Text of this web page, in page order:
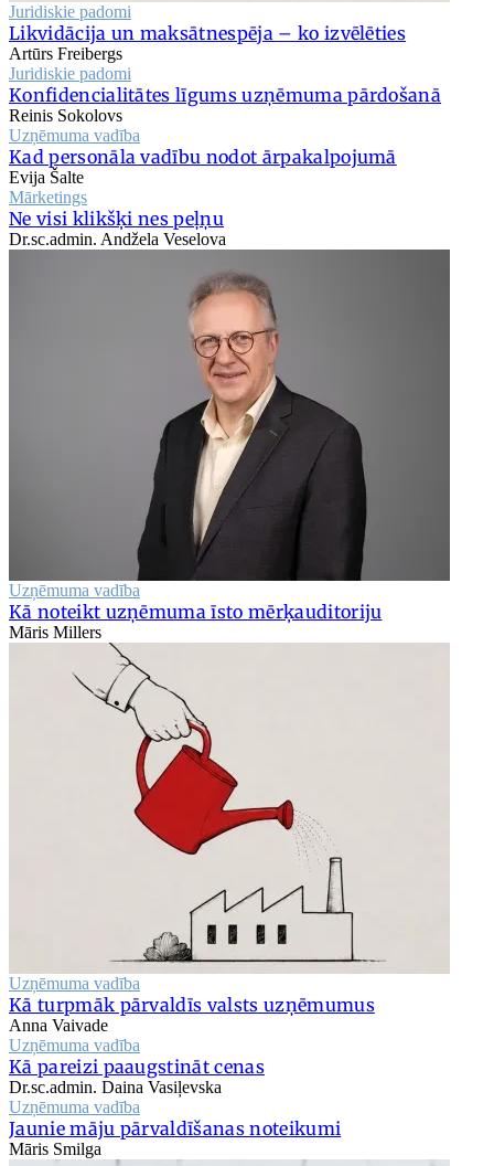
Juridiskie padomi
Likvidācija un maksātnespēja – ko izvēlēties
Artūrs Freibergs
Juridiskie padomi
Konfidencialitātes līgums uzņēmuma pārdošanā
Reinis Sokolovs
Uzņēmuma vadība
Kad personāla vadību nodot ārpakalpojumā
Evija Šalte
Mārketings
Ne visi klikšķi nes peļņu
Dr.sc.admin. Andžela Veselova
Uzņēmuma vadība
Kā noteikt uzņēmuma īsto mērķauditoriju
Māris Millers
Uzņēmuma vadība
Kā turpmāk pārvaldīs valsts uzņēmumus
Anna Vaivade
Uzņēmuma vadība
Kā pareizi paaugstināt cenas
Dr.sc.admin. Daina Vasiļevska
Uzņēmuma vadība
Jaunie māju pārvaldīšanas noteikumi
Māris Smilga